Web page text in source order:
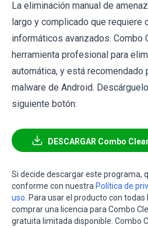
La eliminación manual de
largo y complicado que requiere
informáticos avanzados. Combo
herramienta profesional para
automática, y está recomendado
malware de Android.
siguiente botón:
DESCARGAR Combo
Si decide descargar este programa,
conforme con nuestra Política de
uso . Para usar el producto con
comprar una licencia para Combo
gratuita limitada disponible. Combo